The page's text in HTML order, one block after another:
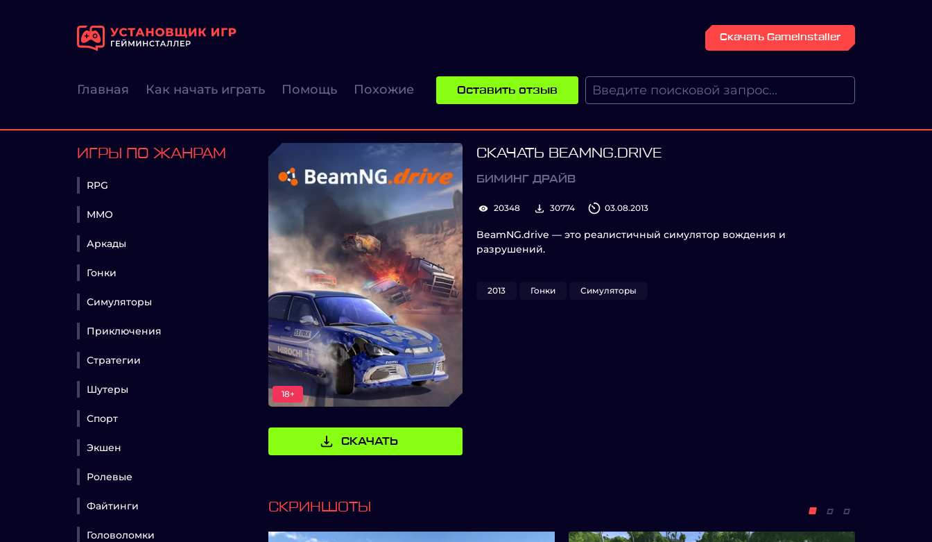
Скачать GameInstaller
Главная Как начать играть Помощь Похожие Оставить отзыв
ИГРЫ ПО ЖАНРАМ
RPG
MMO
Аркады
Гонки
Симуляторы
Приключения
Стратегии
Шутеры
Спорт
Экшен
Ролевые
Файтинги
Головоломки
18+
СКАЧАТЬ
СКАЧАТЬ BEAMNG.DRIVE
БИМИНГ ДРАЙВ
20348 30774 03.08.2013
BeamNG.drive — это реалистичный симулятор вождения и
разрушений.
2013 Гонки Симуляторы
СКРИНШОТЫ